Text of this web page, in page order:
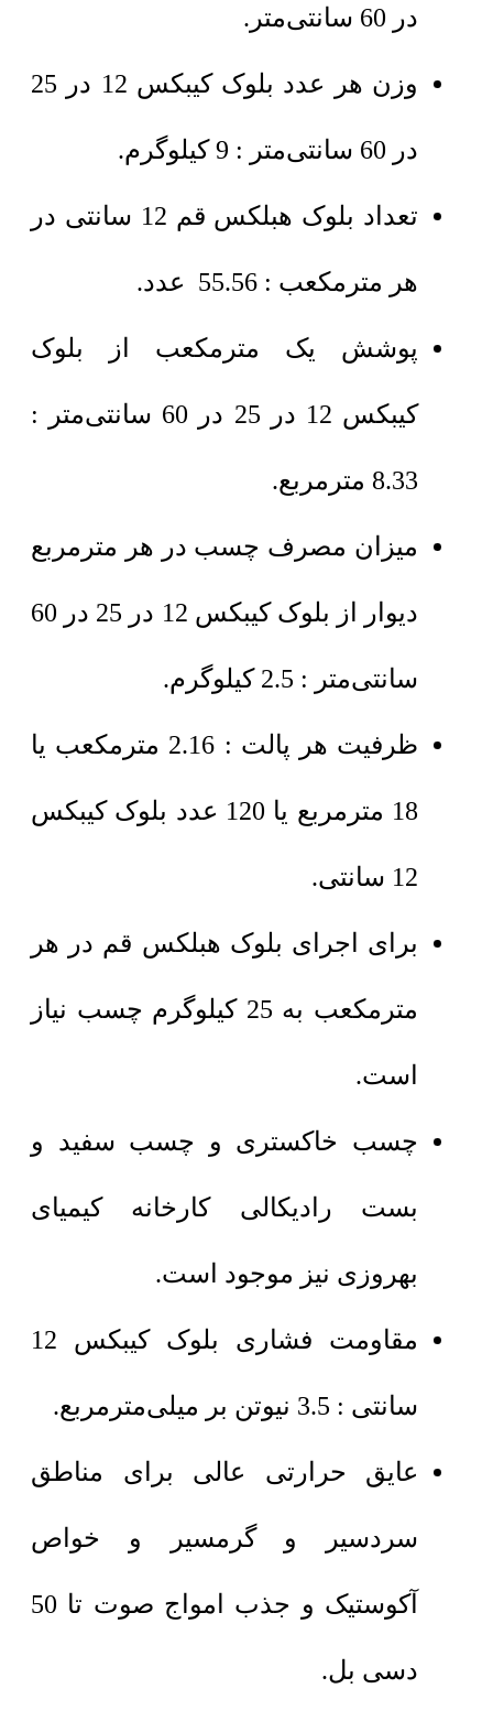
در 60 سانتی‌متر.
وزن هر عدد بلوک کیبکس 12 در 25
در 60 سانتی‌متر : 9 کیلوگرم.
تعداد بلوک هبلکس قم 12 سانتی در
هر مترمکعب : 55.56 عدد.
پوشش یک مترمکعب از بلوک
کیبکس 12 در 25 در 60 سانتی‌متر :
8.33 مترمربع.
میزان مصرف چسب در هر مترمربع
دیوار از بلوک کیبکس 12 در 25 در 60
سانتی‌متر : 2.5 کیلوگرم.
ظرفیت هر پالت : 2.16 مترمکعب یا
18 مترمربع یا 120 عدد بلوک کیبکس
12 سانتی.
برای اجرای بلوک هبلکس قم در هر
مترمکعب به 25 کیلوگرم چسب نیاز
است.
چسب خاکستری و چسب سفید و
بست رادیکالی کارخانه کیمیای
بهروزی نیز موجود است.
مقاومت فشاری بلوک کیبکس 12
سانتی : 3.5 نیوتن بر میلی‌مترمربع.
عایق حرارتی عالی برای مناطق
سردسیر و گرمسیر و خواص
آکوستیک و جذب امواج صوت تا 50
دسی بل.